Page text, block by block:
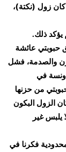
زول (نكتة)،
ذلك.
عائشة
والصدمة، فشل
في
من حزنها
الزول البكون
يلبس غير
فكرنا في